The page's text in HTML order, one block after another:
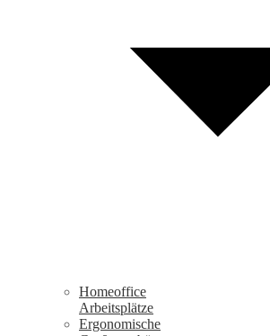
Homeoffice
Arbeitsplätze
Ergonomische